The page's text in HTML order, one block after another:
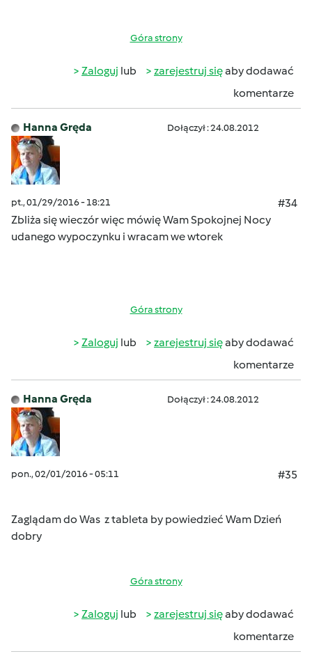
Góra strony
Zaloguj lub zarejestruj sięaby dodawać
komentarze
Hanna Gręda Dołączył : 24.08.2012
pt., 01/29/2016 - 18:21
#34
Zbliża się wieczór więc mówię Wam Spokojnej Nocy
udanego wypoczynku i wracam we wtorek
Góra strony
Zaloguj lub zarejestruj sięaby dodawać
komentarze
Hanna Gręda Dołączył : 24.08.2012
pon., 02/01/2016 - 05:11 #35
Zaglądam do Was z tableta by powiedzieć Wam Dzień
dobry
Góra strony
Zaloguj lub zarejestruj sięaby dodawać
komentarze